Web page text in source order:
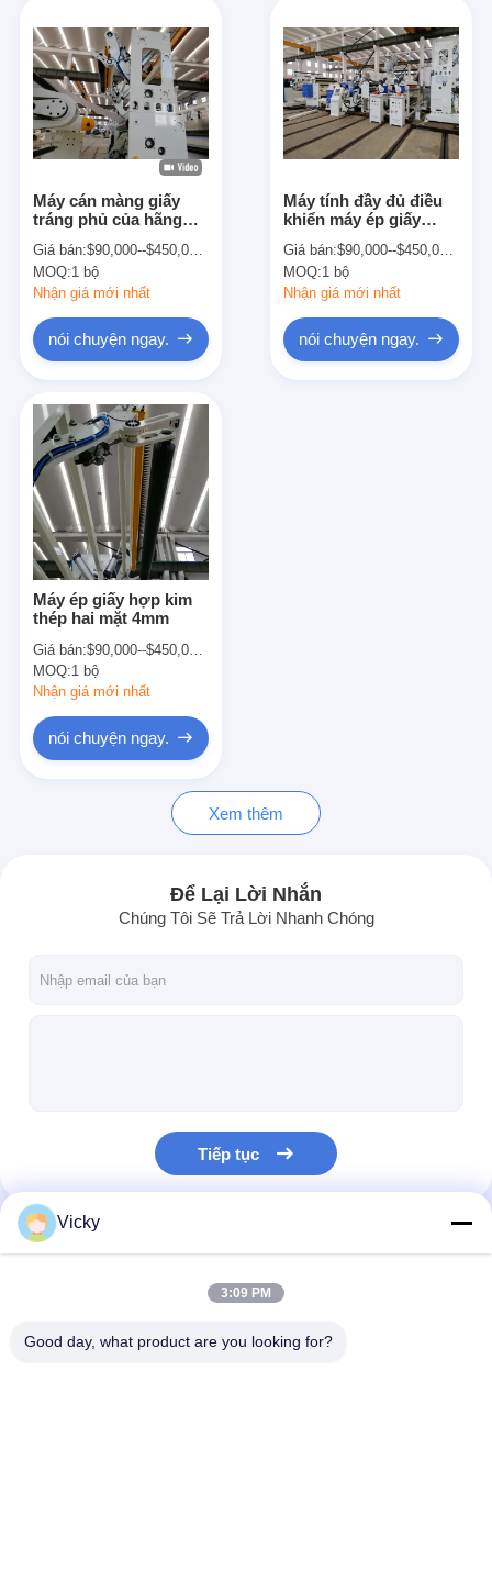
Các sản phẩm
Về chúng tôi
Tham quan nhà máy
Liên hệ chúng tôi
Tin tức
Máy cán màng đùn
Máy ép đùn
Máy ép màng
Máy cán nhựa
Máy tráng phủ
Máy ép đùn
Máy tráng giấy
Máy ghép hai mặt
Máy thổi vải tan chảy
Máy cán màng giấy
tráng phủ của hãng
Giá bán:$90,000--$450,000/set
MOQ:1 bộ
Nhận giá mới nhất
nói chuyện ngay.
Máy tính đầy đủ điều
khiển máy ép giấy
Giá bán:$90,000--$450,000/set
MOQ:1 bộ
Nhận giá mới nhất
nói chuyện ngay.
Máy ép giấy hợp kim
thép hai mặt 4mm
Giá bán:$90,000--$450,000/set
MOQ:1 bộ
Nhận giá mới nhất
nói chuyện ngay.
Xem thêm
Để Lại Lời Nhắn
Chúng Tôi Sẽ Trả Lời Nhanh Chóng
Tiếp tục
Danh Mục Của Chúng Tôi
Vicky
3:09 PM
Good day, what product are you looking for?